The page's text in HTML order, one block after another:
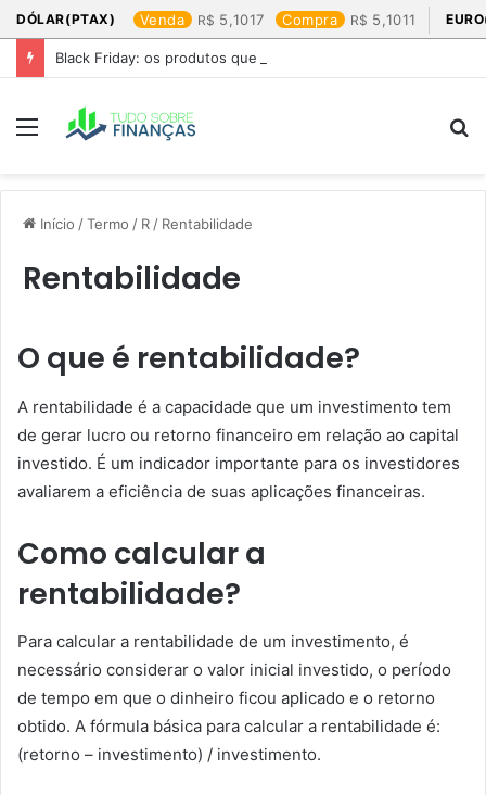
DÓLAR(PTAX) Venda 5,1017 Compra 5,1011
Black Friday: os produtos que mais valem a pena
Menu
Início /Termo / R / Rentabilidade
Rentabilidade
O que é rentabilidade?
A rentabilidade é a capacidade que um investimento tem
de gerar lucro ou retorno financeiro em relação ao capital
investido. É um indicador importante para os investidores
avaliarem a eficiência de suas aplicações financeiras.
Como calcular a
rentabilidade?
Para calcular a rentabilidade de um investimento, é
necessário considerar o valor inicial investido, o período
de tempo em que o dinheiro ficou aplicado e o retorno
obtido. A fórmula básica para calcular a rentabilidade é:
(retorno – investimento) / investimento.